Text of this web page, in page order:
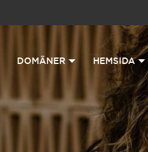
DOMÄNER HEMSIDA